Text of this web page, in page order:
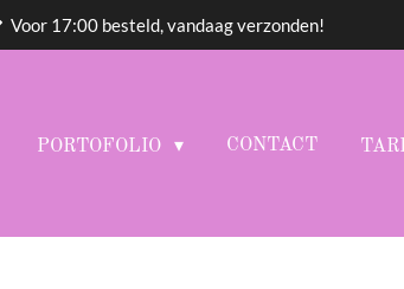
Voor 17:00 besteld, vandaag verzonden!
PORTOFOLIO CONTACT